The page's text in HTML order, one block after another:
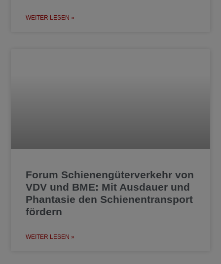
WEITER LESEN »
Forum Schienengüterverkehr von
VDV und BME: Mit Ausdauer und
Phantasie den Schienentransport
fördern
WEITER LESEN »